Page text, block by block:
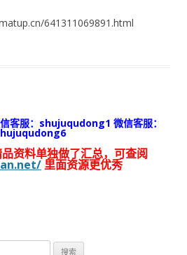
641311069891.html
客服：shujuqudong1 微信客服：
资料单独做了汇总，可查阅
里面资源更优秀